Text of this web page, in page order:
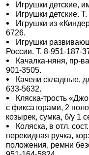
Игрушки детские,
Игрушки детские.
Игрушки из
6726.
Игрушки
России. Т. 8-951-187-
Качалка-няня, пр-
901-3505.
Качели складные,
633-5632.
Кляска-трость
с фиксаторами, 2
козырек, сумка, б/у 1
Коляска, в отл.
перекидная ручка,
положения, ремни